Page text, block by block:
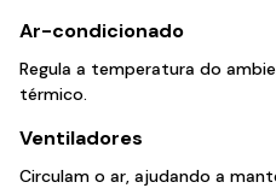
Ar-condicionado
Regula a temperatura do
térmico.
Ventiladores
Circulam o ar, ajudando a